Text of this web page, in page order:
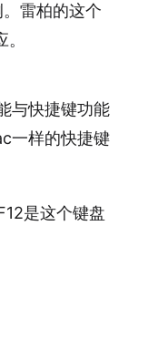
雷柏的这个
与快捷键功能
一样的快捷键
是这个键盘